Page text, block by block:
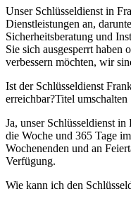
Unser Schlüsseldienst in
Dienstleistungen an,
Sicherheitsberatung und
Sie sich ausgesperrt haben
verbessern möchten, wir
Ist der Schlüsseldienst
erreichbar?Titel umschalten
Ja, unser Schlüsseldienst
die Woche und 365 Tage
Wochenenden und an
Verfügung.
Wie kann ich den